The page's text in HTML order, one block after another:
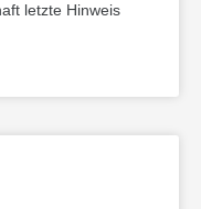
letzte Hinweis